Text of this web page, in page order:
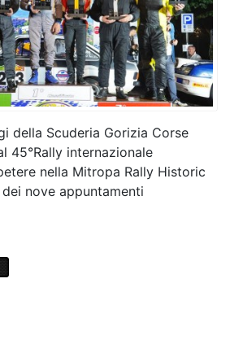
della Scuderia Gorizia Corse
45°Rally internazionale
nella Mitropa Rally Historic
nove appuntamenti